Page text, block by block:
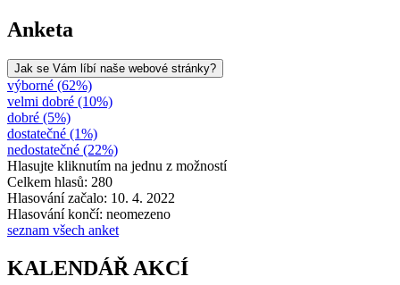
Anketa
Jak se Vám líbí naše webové stránky?
výborné (62%)
velmi dobré (10%)
dobré (5%)
dostatečné (1%)
nedostatečné (22%)
Hlasujte kliknutím na jednu z možností
Celkem hlasů: 280
Hlasování začalo: 10. 4. 2022
Hlasování končí: neomezeno
seznam všech anket
KALENDÁŘ AKCÍ